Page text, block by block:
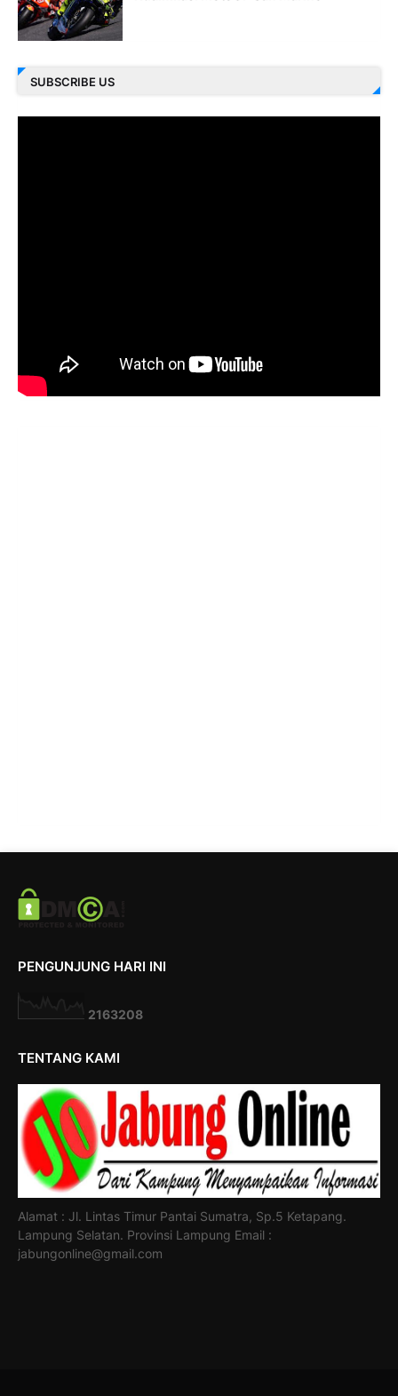
SUBSCRIBE US
PENGUNJUNG HARI INI
2163208
TENTANG KAMI
Alamat : Jl. Lintas Timur Pantai Sumatra, Sp.5 Ketapang.
Lampung Selatan. Provinsi Lampung Email :
jabungonline@gmail.com